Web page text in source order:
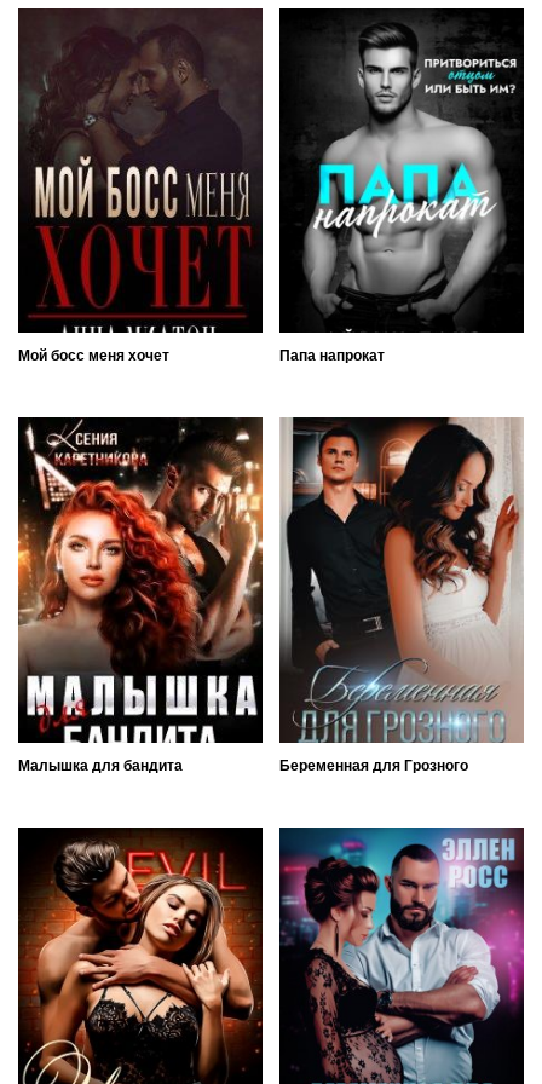
Мой босс меня хочет Папа напрокат
Малышка для бандита Беременная для Грозного